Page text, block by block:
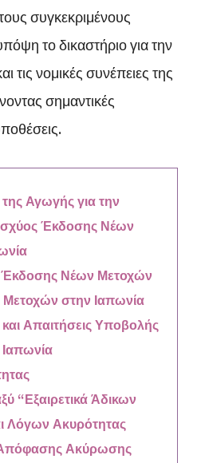
συγκεκριμένους
το δικαστήριο για την
νομικές συνέπειες της
σημαντικές
Αγωγής για την
Έκδοσης Νέων
Νέων Μετοχών
Μετοχών στην Ιαπωνία
Απαιτήσεις Υποβολής
“Εξαιρετικά Άδικων
Λόγων Ακυρότητας
Απόφασης Ακύρωσης